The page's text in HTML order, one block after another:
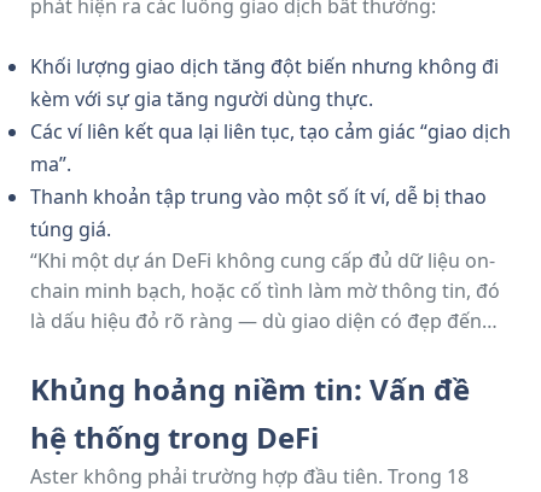
phát hiện ra các luồng giao dịch bất thường:
Khối lượng giao dịch tăng đột biến nhưng không đi
kèm với sự gia tăng người dùng thực.
Các ví liên kết qua lại liên tục, tạo cảm giác “giao dịch
ma”.
Thanh khoản tập trung vào một số ít ví, dễ bị thao
túng giá.
“Khi một dự án DeFi không cung cấp đủ dữ liệu on-
chain minh bạch, hoặc cố tình làm mờ thông tin, đó
là dấu hiệu đỏ rõ ràng — dù giao diện có đẹp đến
Khủng hoảng niềm tin: Vấn đề
hệ thống trong DeFi
Aster không phải trường hợp đầu tiên. Trong 18